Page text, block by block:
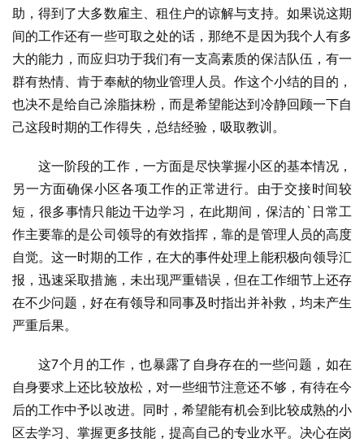
助，得到了大多数雇主、租住户的谅解与支持。如果说这期
间的工作还有一些可取之处的话，那绝不是因为我个人有多
大的能力，而应归功于我们有一支高素质的保洁队伍，有一
群有热情、肯于奉献的物业管理人员。作这个小结的目的，
也决不是给自己涂脂抹粉，而是希望能达到冷静回顾一下自
己这段时期的工作得失，总结经验，吸取教训。
这一阶段的工作，一方面是尽快掌握小区的基本情况，
另一方面确保小区各项工作的正常进行。由于交接时间较
短，很多事情只能边干边学习，在此期间，保洁的`日常工
作主要靠的是公司领导的有效指挥，靠的是管理人员的高度
自觉。这一时期的工作，在大的事件处理上能积极向领导汇
报，迅速采取措施，未出现严重错误，但在工作细节上还存
在不少问题，好在有领导和同事及时指出并补救，均未产生
严重后果。
这7个月的工作，也暴露了自身存在的一些问题，如在
自身要求上还比较放松，对一些细节注意还不够，有待在今
后的工作中予以改进。同时，希望能有机会到比较成熟的小
区去学习、掌握更多技能，提高自己的专业水平。决心在岗